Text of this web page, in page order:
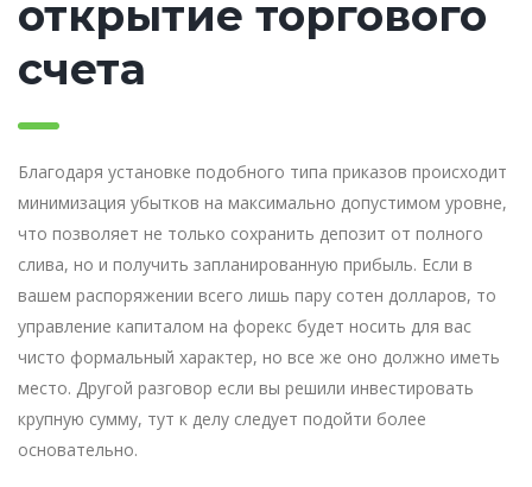
открытие торгового
счета
Благодаря установке подобного типа приказов происходит
минимизация убытков на максимально допустимом уровне,
что позволяет не только сохранить депозит от полного
слива, но и получить запланированную прибыль. Если в
вашем распоряжении всего лишь пару сотен долларов, то
управление капиталом на форекс будет носить для вас
чисто формальный характер, но все же оно должно иметь
место. Другой разговор если вы решили инвестировать
крупную сумму, тут к делу следует подойти более
основательно.